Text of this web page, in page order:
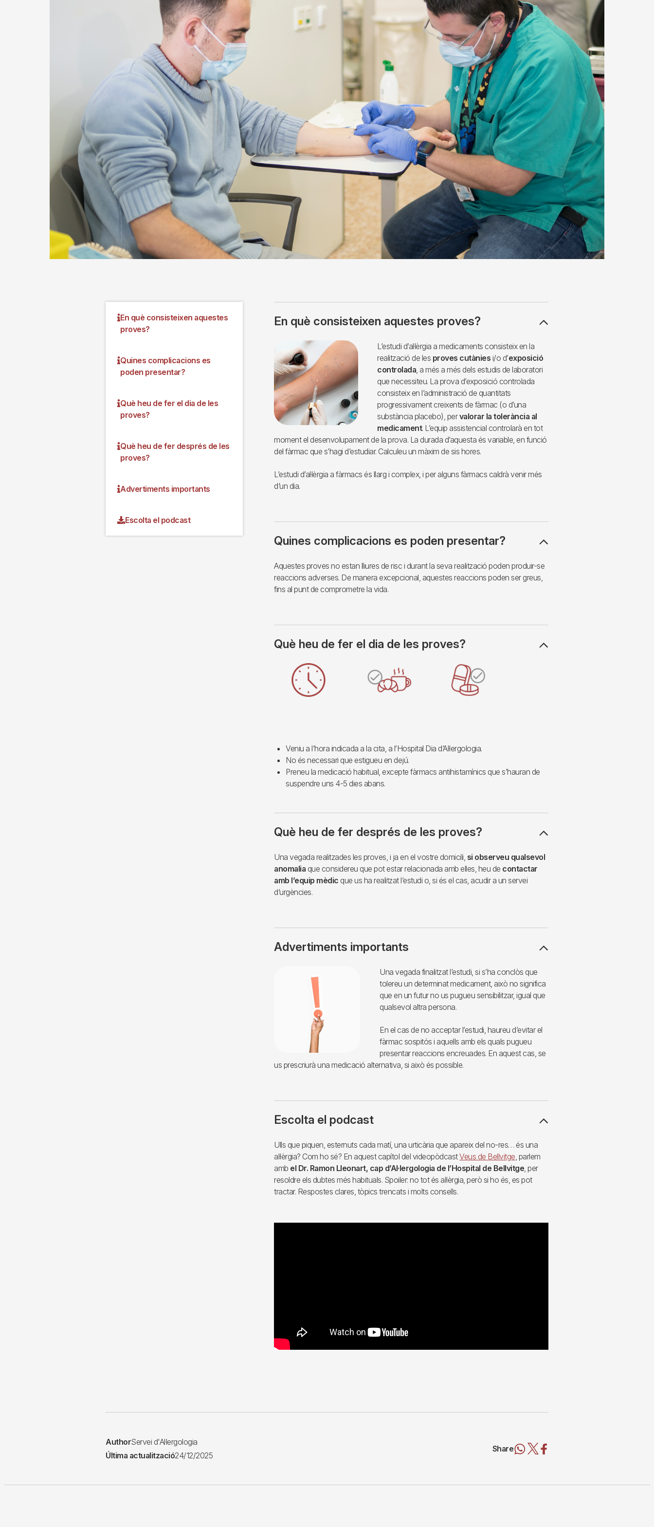
En què consisteixen aquestes
proves?
Quines complicacions es
poden presentar?
Què heu de fer el dia de les
proves?
Què heu de fer després de les
proves?
Advertiments importants
Escolta el podcast
En què consisteixen aquestes proves?
Imagen
L’estudi d’al·lèrgia a medicaments consisteix en la
realització de les proves cutànies i/o d’exposició
controlada , a més a més dels estudis de laboratori
que necessiteu. La prova d’exposició controlada
consisteix en l’administració de quantitats
progressivament creixents de fàrmac (o d’una
substància placebo), pervalorar la tolerància al
medicament. L’equip assistencial controlarà en tot
moment el desenvolupament de la prova. La durada d’aquesta és variable, en funció
del fàrmac que s’hagi d’estudiar. Calculeu un màxim de sis hores.
L’estudi d’al·lèrgia a fàrmacs és llarg i complex, i per alguns fàrmacs caldrà venir més
d’un dia.
Quines complicacions es poden presentar?
Aquestes proves no estan lliures de risc i durant la seva realització poden produir-se
reaccions adverses. De manera excepcional, aquestes reaccions poden ser greus,
fins al punt de comprometre la vida.
Què heu de fer el dia de les proves?
Imagen
Veniu a l’hora indicada a la cita, a l’Hospital Dia d’Al·lergologia.
No és necessari que estigueu en dejú.
Preneu la medicació habitual, excepte fàrmacs antihistamínics que s’hauran de
suspendre uns 4-5 dies abans.
Què heu de fer després de les proves?
Una vegada realitzades les proves, i ja en el vostre domicili, si observeu qualsevol
anomalia que considereu que pot estar relacionada amb elles, heu de contactar
amb l’equip mèdic que us ha realitzat l’estudi o, si és el cas, acudir a un servei
d’urgències.
Advertiments importants
Una vegada finalitzat l’estudi, si s’ha conclòs que
tolereu un determinat medicament, això no significa
que en un futur no us pugueu sensibilitzar, igual que
qualsevol altra persona.
En el cas de no acceptar l’estudi, haureu d’evitar el
fàrmac sospitós i aquells amb els quals pugueu
presentar reaccions encreuades. En aquest cas, se
us prescriurà una medicació alternativa, si això és possible.
Escolta el podcast
Ulls que piquen, esternuts cada matí, una urticària que apareix del no-res… és una
al·lèrgia? Com ho sé? En aquest capítol del videopòdcastVeus de Bellvitge, parlem
amb el Dr. Ramon Lleonart, cap d’Al·lergologia de l’Hospital de Bellvitge, per
resoldre els dubtes més habituals. Spoiler: no tot és al·lèrgia, però si ho és, es pot
tractar. Respostes clares, tòpics trencats i molts consells.
AuthorServei d'Al·lergologia
Última actualització24/12/2025
Share